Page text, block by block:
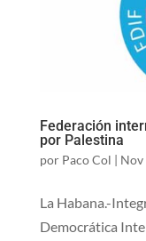
Federación
por Palestina
por Paco Col | Nov
La Habana.-
Democrática